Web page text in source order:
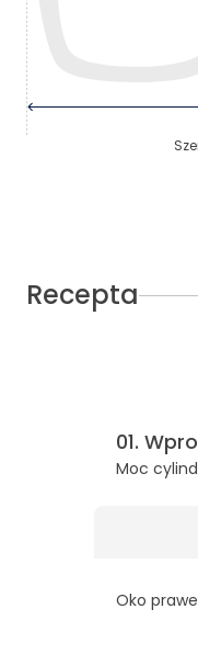
Recepta
01.
Moc
Oko prawe